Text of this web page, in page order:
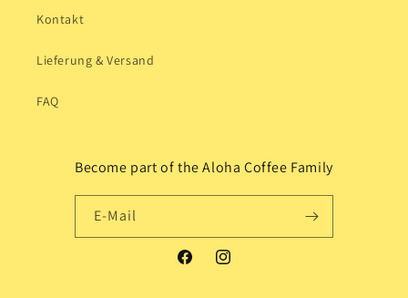
Kontakt
Lieferung & Versand
FAQ
Become part of the Aloha Coffee Family
E-Mail
FacebookInstagram